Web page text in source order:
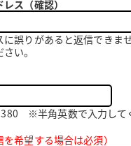
ス（確認）
誤りがあると返信できま
い。
※半角英数で入力して
を希望する場合は必須）